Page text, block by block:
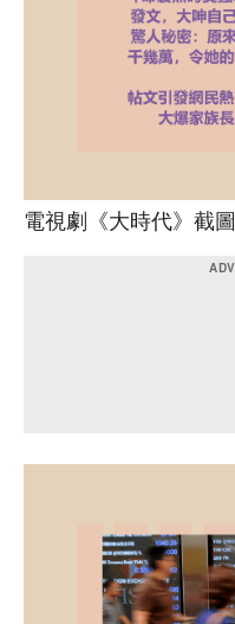
電視劇《大時代》截圖